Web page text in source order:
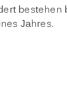
bestehen
Jahres.